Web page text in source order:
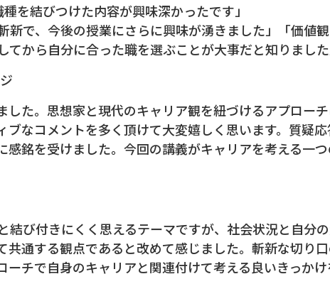
を結びつけた内容が興味深かったです」
新で、今後の授業にさらに興味が湧きました」「価値
から自分に合った職を選ぶことが大事だと知りました
た。思想家と現代のキャリア観を紐づけるアプロー
なコメントを多く頂けて大変嬉しく思います。質疑
銘を受けました。今回の講義がキャリアを考える一
び付きにくく思えるテーマですが、社会状況と自分
通する観点であると改めて感じました。斬新な切り
チで自身のキャリアと関連付けて考える良いきっか